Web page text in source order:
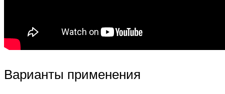
Варианты применения